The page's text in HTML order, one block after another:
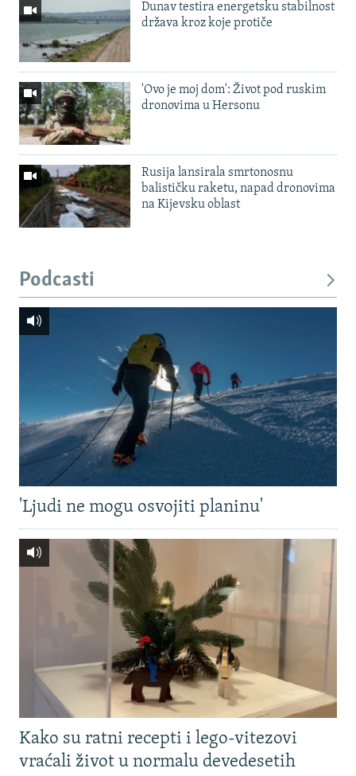
Dunav testira energetsku stabilnost
država kroz koje protiče
'Ovo je moj dom': Život pod ruskim
dronovima u Hersonu
Rusija lansirala smrtonosnu
balističku raketu, napad dronovima
na Kijevsku oblast
Podcasti
'Ljudi ne mogu osvojiti planinu'
Kako su ratni recepti i lego-vitezovi
vraćali život u normalu devedesetih